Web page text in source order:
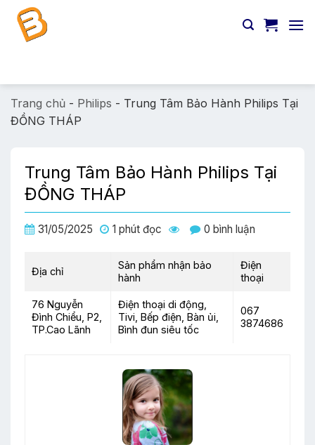
Chuyển
đến
Trang chủ - Philips - Trung Tâm Bảo Hành Philips Tại
ĐỒNG THÁP
Trung Tâm Bảo Hành Philips Tại
ĐỒNG THÁP
31/05/2025 1 phút đọc 0 bình luận
Địa chỉ
Sản phẩm nhận bảo
hành
Điện
thoại
76 Nguyễn
Đình Chiểu, P2,
TP.Cao Lãnh
Điện thoại di động,
Tivi, Bếp điện, Bàn ủi,
Bình đun siêu tốc
067
3874686